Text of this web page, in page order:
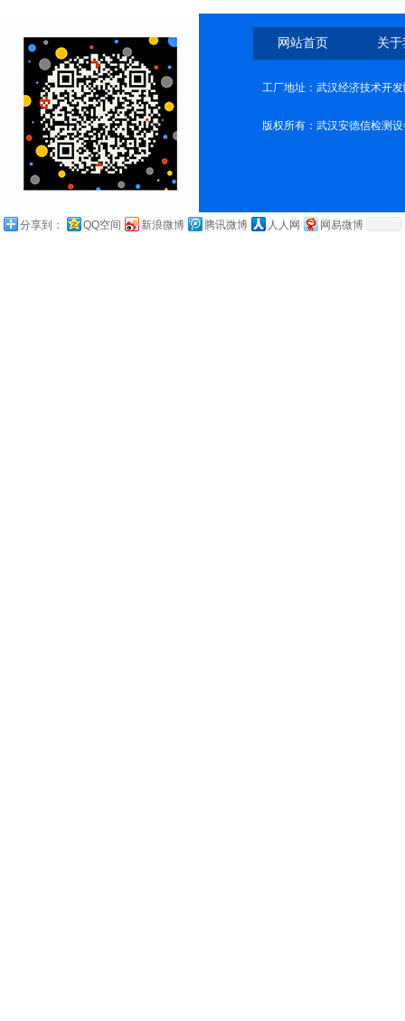
网站首页 关
工厂地址：武汉经济技术开
版权所有：武汉安德信检测
分享到： QQ空间 新浪微博 腾讯微博 人人网 网易微博